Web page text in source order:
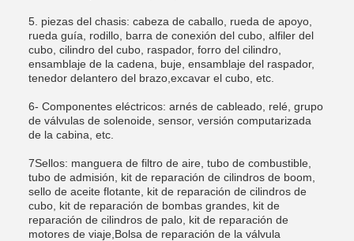
5. piezas del chasis: cabeza de caballo, rueda de apoyo,
rueda guía, rodillo, barra de conexión del cubo, alfiler del
cubo, cilindro del cubo, raspador, forro del cilindro,
ensamblaje de la cadena, buje, ensamblaje del raspador,
tenedor delantero del brazo,excavar el cubo, etc.
6- Componentes eléctricos: arnés de cableado, relé, grupo
de válvulas de solenoide, sensor, versión computarizada
de la cabina, etc.
7Sellos: manguera de filtro de aire, tubo de combustible,
tubo de admisión, kit de reparación de cilindros de boom,
sello de aceite flotante, kit de reparación de cilindros de
cubo, kit de reparación de bombas grandes, kit de
reparación de cilindros de palo, kit de reparación de
motores de viaje,Bolsa de reparación de la válvula